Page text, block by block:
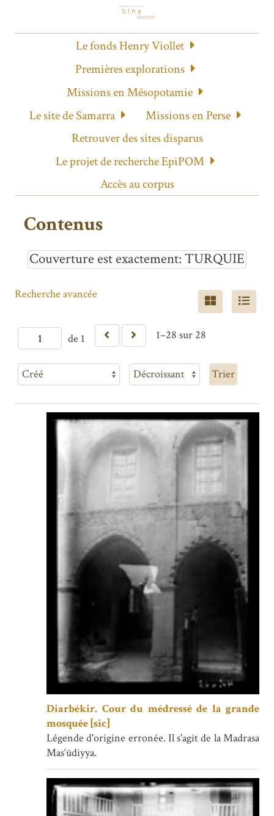
Le fonds Henry Viollet
Premières explorations
Missions en Mésopotamie
Le site de Samarra
Missions en Perse
Retrouver des sites disparus
Le projet de recherche EpiPOM
Accès au corpus
Contenus
Couverture est exactement TURQUIE
de 1 1–28 sur 28
Recherche avancée
Trier
Diarbékir. Cour du médressé de la grande
mosquée [sic]
Légende d'origine erronée. Il s'agit de la Madrasa
Mas‘ūdiyya.